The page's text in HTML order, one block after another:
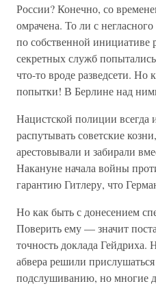
России? Конечно, со
омрачена. То ли с
по собственной инициативе
секретных служб
что-то вроде разведсети. Но
попытки! В Берлине над
Нацистской полиции всегда
распутывать советские
арестовывали и забирали
Накануне начала войны
гарантию Гитлеру, что
Но как быть с донесением
Поверить ему — значит
точность доклада Гейдриха.
абвера решили
подслушиванию, но многие